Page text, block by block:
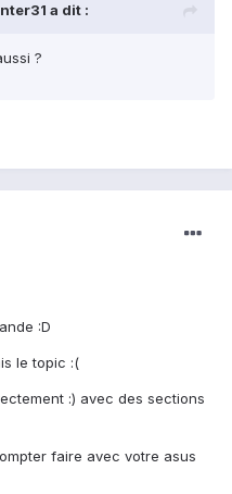
a dit :
?
:D
le topic :(
:) avec des sections
faire avec votre asus